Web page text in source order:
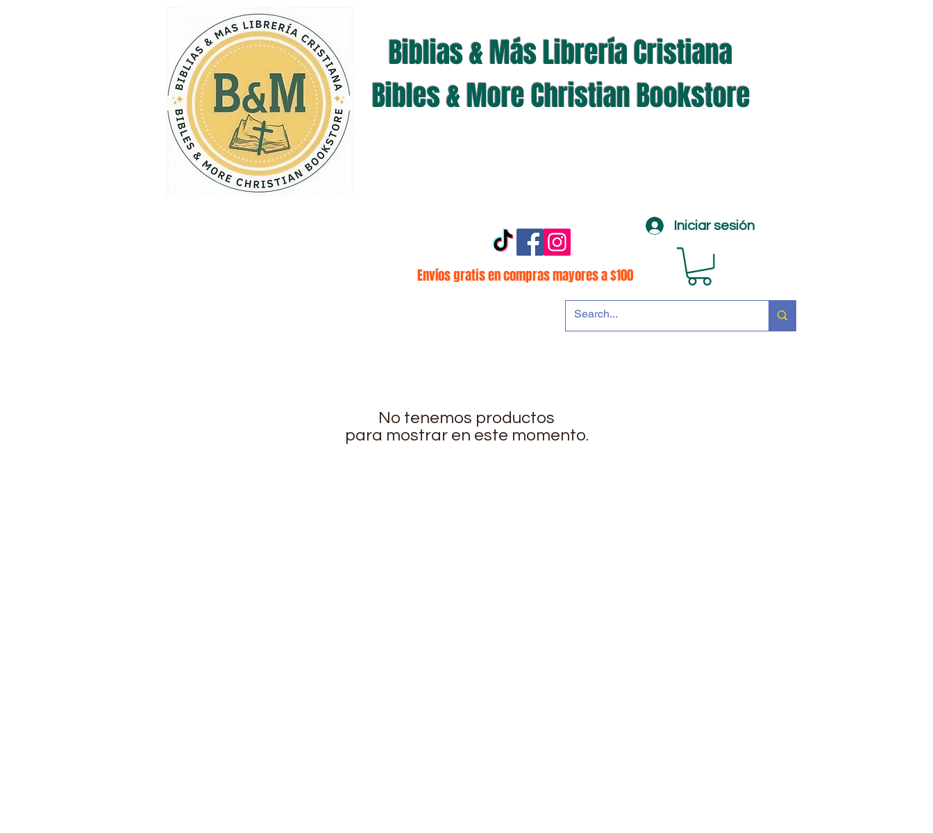
Biblias & Más Librería Cristiana
Bibles & More Christian Bookstore
Iniciar sesión
Envíos gratis en compras mayores a $100
No tenemos productos
para mostrar en este momento.